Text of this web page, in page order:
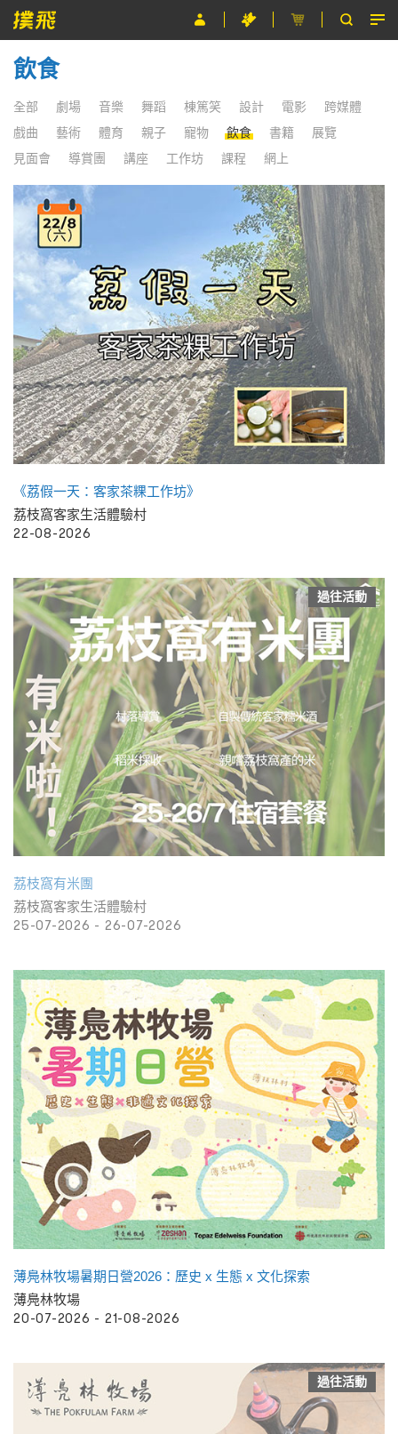
節目
主辦單位
關於撲飛
條款及細則
飲食
全部 劇場 音樂 舞蹈 棟篤笑 設計 電影
跨媒體
戲曲
藝術 體育 親子 寵物 飲食 書籍
展覽
見面會
導賞團 講座 工作坊 課程 網上
《荔假一天：客家茶粿工作坊》
荔枝窩客家生活體驗村
22-08-2026
過往活動
荔枝窩有米團
荔枝窩客家生活體驗村
25-07-2026 - 26-07-2026
薄鳧林牧場暑期日營2026：歷史 x 生態 x 文化探索
薄鳧林牧場
20-07-2026 - 21-08-2026
過往活動